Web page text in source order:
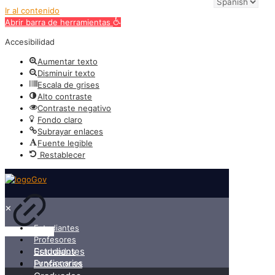
Ir al contenido
Abrir barra de herramientas
Accesibilidad
Aumentar texto
Disminuir texto
Escala de grises
Alto contraste
Contraste negativo
Fondo claro
Subrayar enlaces
Fuente legible
Restablecer
✕
Estudiantes
Profesores
Graduados
Funcionarios
Estudiantes
Profesores